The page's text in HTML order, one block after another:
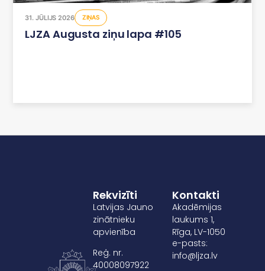
31. JŪLIJS 2026 ZIŅAS
LJZA Augusta ziņu lapa #105
Rekvizīti
Latvijas Jauno
zinātnieku
apvienība
Reģ. nr.
40008097922
Kontakti
Akadēmijas
laukums 1,
Rīga, LV-1050
e-pasts:
info@ljza.lv